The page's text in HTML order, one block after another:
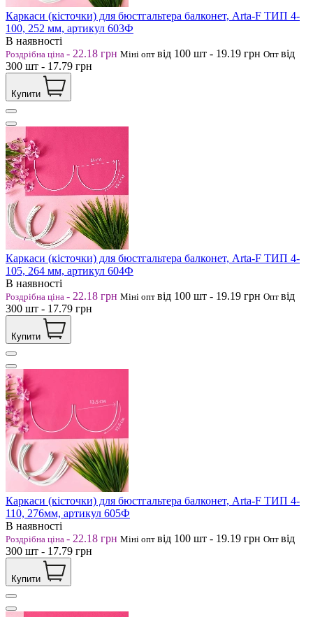
Каркаси (кісточки) для бюстгальтера балконет, Arta-F ТИП 4-
100, 252 мм, артикул 603Ф
В наявності
Роздрібна ціна - 22.18 грн Міні опт від 100 шт - 19.19 грн Опт від
300 шт - 17.79 грн
Купити
Каркаси (кісточки) для бюстгальтера балконет, Arta-F ТИП 4-
105, 264 мм, артикул 604Ф
В наявності
Роздрібна ціна - 22.18 грн Міні опт від 100 шт - 19.19 грн Опт від
300 шт - 17.79 грн
Купити
Каркаси (кісточки) для бюстгальтера балконет, Arta-F ТИП 4-
110, 276мм, артикул 605Ф
В наявності
Роздрібна ціна - 22.18 грн Міні опт від 100 шт - 19.19 грн Опт від
300 шт - 17.79 грн
Купити